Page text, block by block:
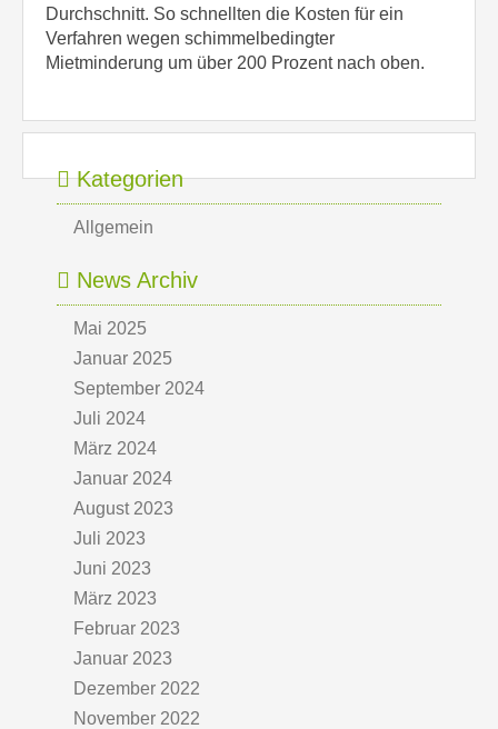
Durchschnitt. So schnellten die Kosten für ein
Verfahren wegen schimmelbedingter
Mietminderung um über 200 Prozent nach oben.
Kategorien
Allgemein
News Archiv
Mai 2025
Januar 2025
September 2024
Juli 2024
März 2024
Januar 2024
August 2023
Juli 2023
Juni 2023
März 2023
Februar 2023
Januar 2023
Dezember 2022
November 2022